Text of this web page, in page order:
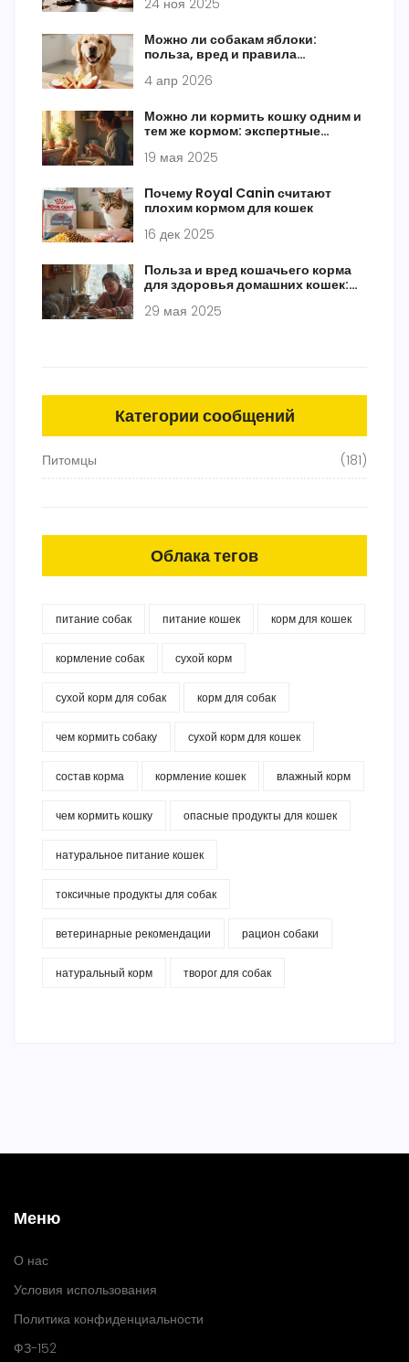
24 ноя 2025
Можно ли собакам яблоки:
польза, вред и правила
4 апр 2026
Можно ли кормить кошку одним и
тем же кормом: экспертные
19 мая 2025
Почему Royal Canin считают
плохим кормом для кошек
16 дек 2025
Польза и вред кошачьего корма
для здоровья домашних кошек:
29 мая 2025
Категории сообщений
Питомцы (181)
Облака тегов
питание собак питание кошек корм для кошек
кормление собак сухой корм
сухой корм для собак корм для собак
чем кормить собаку сухой корм для кошек
состав корма кормление кошек влажный корм
чем кормить кошку опасные продукты для кошек
натуральное питание кошек
токсичные продукты для собак
ветеринарные рекомендации рацион собаки
натуральный корм творог для собак
Меню
О нас
Условия использования
Политика конфиденциальности
ФЗ-152